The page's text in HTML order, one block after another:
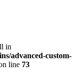
in
advanced-custom-
line 73